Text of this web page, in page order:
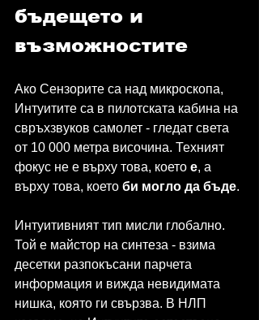
бъдещето и
възможностите
Ако Сензорите са над микроскопа,
Интуитите са в пилотската кабина на
свръхзвуков самолет - гледат света
от 10 000 метра височина. Техният
фокус не е върху това, което е, а
върху това, което би могло да бъде.
Интуитивният тип мисли глобално.
Той е майстор на синтеза - взима
десетки разпокъсани парчета
информация и вижда невидимата
нишка, която ги свързва. В НЛП